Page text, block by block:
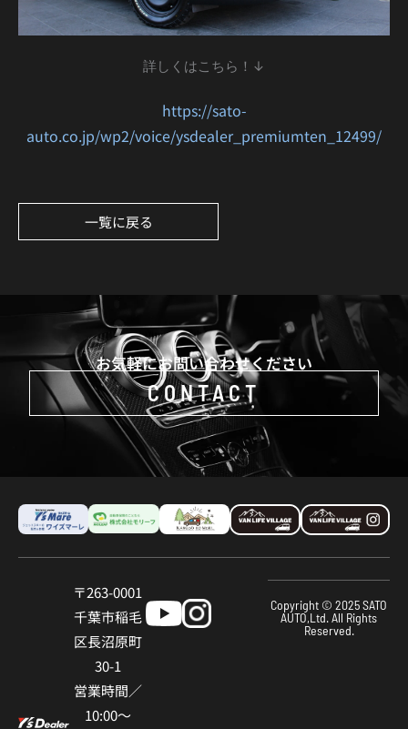
詳しくはこちら！↓
https://sato-
auto.co.jp/wp2/voice/ysdealer_premiumten_12499/
一覧に戻る
お気軽にお問い合わせください
CONTACT
〒263-0001
千葉市稲⽑
区⻑沼原町
30-1
営業時間／
10:00〜
Copyright © 2025 SATO
AUTO,Ltd. All Rights
Reserved.